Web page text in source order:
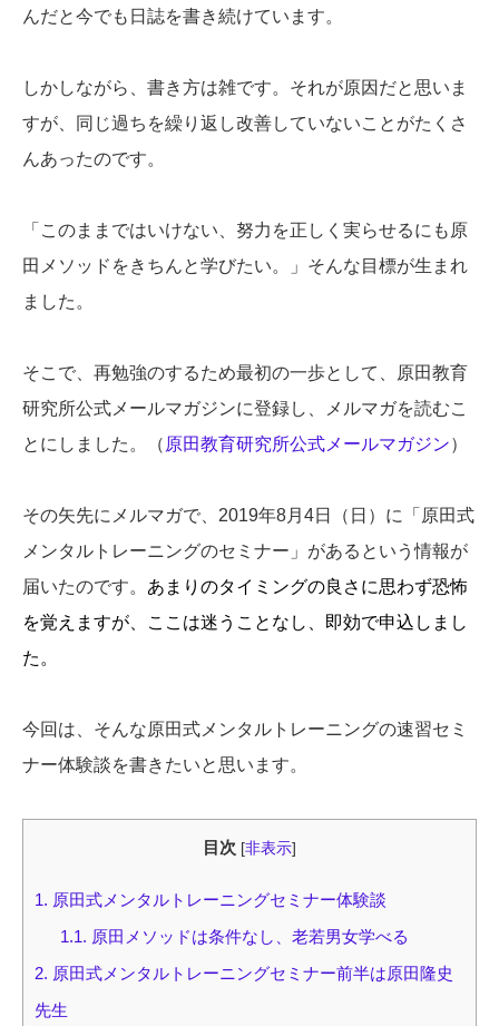
んだと今でも日誌を書き続けています。
しかしながら、書き方は雑です。それが原因だと思いま
すが、同じ過ちを繰り返し改善していないことがたくさ
んあったのです。
「このままではいけない、努力を正しく実らせるにも原
田メソッドをきちんと学びたい。」そんな目標が生まれ
ました。
そこで、再勉強のするため最初の一歩として、原田教育
研究所公式メールマガジンに登録し、メルマガを読むこ
とにしました。（ 原田教育研究所公式メールマガジン）
その矢先にメルマガで、2019年8月4日（日）に「原田式
メンタルトレーニングのセミナー」があるという情報が
届いたのです。 あまりのタイミングの良さに思わず恐怖
を覚えますが、ここは迷うことなし、即効で申込しまし
た。
今回は、そんな原田式メンタルトレーニングの速習セミ
ナー体験談を書きたいと思います。
目次 [非表示]
1. 原田式メンタルトレーニングセミナー体験談
1.1. 原田メソッドは条件なし、老若男女学べる
2. 原田式メンタルトレーニングセミナー前半は原田隆史
先生